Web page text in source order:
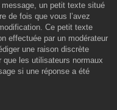
message, un petit texte situé
de fois que vous l’avez
Ce petit texte
effectuée par un modérateur
une raison discrète
les utilisateurs normaux
si une réponse a été